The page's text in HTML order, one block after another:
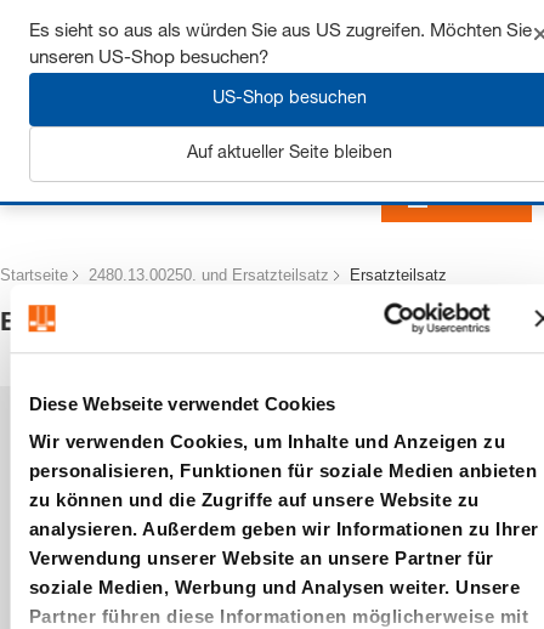
Diese Webseite verwendet Cookies
Wir verwenden Cookies, um Inhalte und Anzeigen zu
personalisieren, Funktionen für soziale Medien anbieten
zu können und die Zugriffe auf unsere Website zu
analysieren. Außerdem geben wir Informationen zu Ihrer
Verwendung unserer Website an unsere Partner für
soziale Medien, Werbung und Analysen weiter. Unsere
Partner führen diese Informationen möglicherweise mit
Sichern Sie sich bis zu 7% Rabatt - hier klicken um
mehr zu erfahren
Startseite 2480.13.00250. und Ersatzteilsatz Ersatzteilsatz
Ersatzteilsatz
Es sieht so aus als würden Sie aus US zugreifen. Möchten Sie
unseren US-Shop besuchen?
US-Shop besuchen
Auf aktueller Seite bleiben